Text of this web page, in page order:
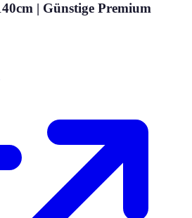
| Günstige Premium